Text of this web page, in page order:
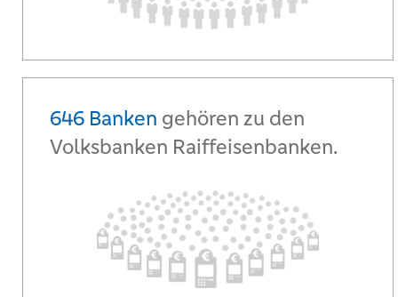
646 Banken gehören zu den
Volksbanken Raiffeisenbanken.